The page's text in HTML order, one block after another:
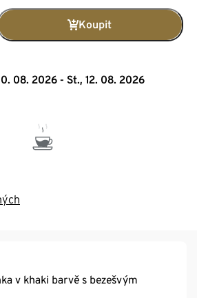
Koupit
08. 2026 - St., 12. 08. 2026
v khaki barvě s bezešvým